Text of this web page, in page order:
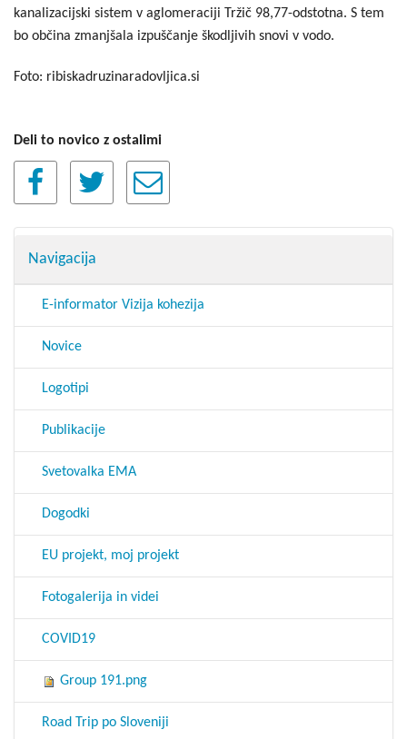
kanalizacijski sistem v aglomeraciji Tržič 98,77-odstotna. S tem
bo občina zmanjšala izpuščanje škodljivih snovi v vodo.
Foto: ribiskadruzinaradovljica.si
Deli to novico z ostalimi
Navigacija
E-informator Vizija kohezija
Novice
Logotipi
Publikacije
Svetovalka EMA
Dogodki
EU projekt, moj projekt
Fotogalerija in videi
COVID19
Group 191.png
Road Trip po Sloveniji